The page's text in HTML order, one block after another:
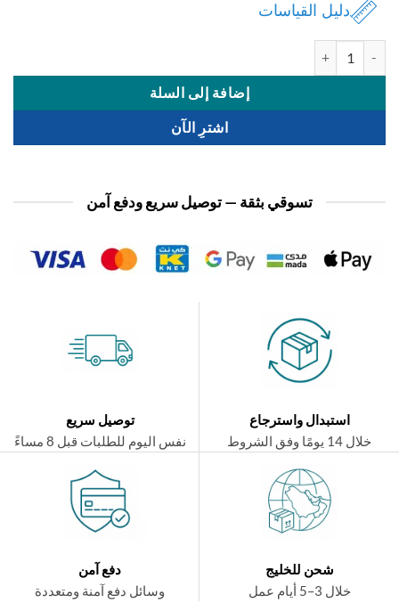
دليل القياسات
إضافة إلى السلة
اشترِ الآن
تسوقي بثقة — توصيل سريع ودفع آمن
استبدال واسترجاع
توصيل سريع
نفس اليوم للطلبات قبل 8 مساءً
شحن للخليج
دفع آمن
وسائل دفع آمنة ومتعددة